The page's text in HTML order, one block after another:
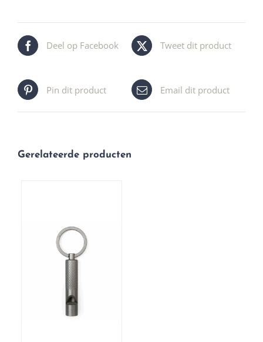
Deel op Facebook Tweet dit product
Pin dit product Email dit product
Gerelateerde producten